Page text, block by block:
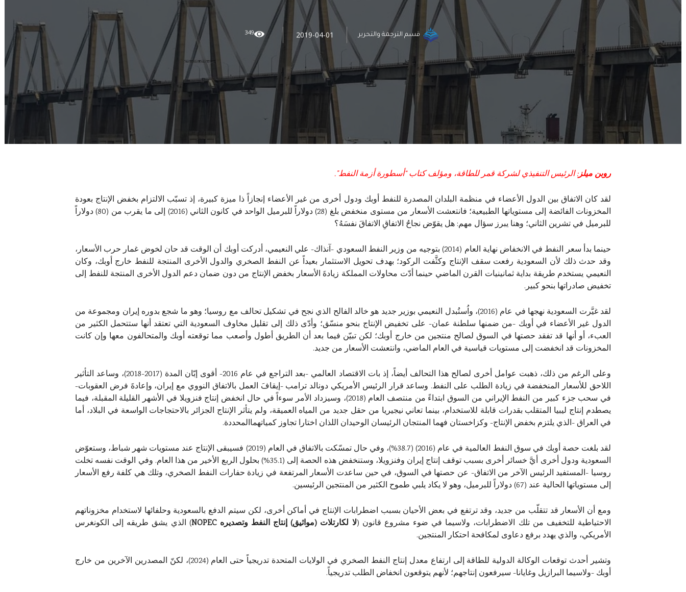
قسم الترجمة والتحرير 2019-04-01
349
روبن ميلز: الرئيس التنفيذي لشركة قمر للطاقة، ومؤلف كتاب “أسطورة أزمة النفط”.
لقد كان الاتفاق بين الدول الأعضاء في منظمة البلدان المصدرة للنفط أوبك ودول أخرى من غير الأعضاء إنجازاً ذا ميزة كبيرة، إذ تسبّب الالتزام بخفض الإنتاج بعودة
المخزونات الفائضة إلى مستوياتها الطبيعية؛ فانتعشت الأسعار من مستوى منخفض بلغ (28) دولاراً للبرميل الواحد في كانون الثاني (2016) إلى ما يقرب من (80) دولاراً
للبرميل في تشرين الثاني؛ وهنا يبرز سؤال مهم: هل يقوّض نجاحُ الاتفاقِ الاتفاقَ نفسَهُ؟
حينما بدأ سعر النفط في الانخفاض نهاية العام (2014) بتوجيه من وزير النفط السعودي -آنذاك- علي النعيمي، أدركت أوبك أن الوقت قد حان لخوض غمار حرب الأسعار،
وقد حدث ذلك لأن السعودية رفعت سقف الإنتاج وكثَّفت الركود؛ بهدف تحويل الاستثمار بعيداً عن النفط الصخري والدول الأخرى المنتجة للنفط خارج أوبك، وكان
النعيمي يستخدم طريقة بداية ثمانينيات القرن الماضي حينما أدّت محاولات المملكة زيادةَ الأسعار بخفض الإنتاج من دون ضمان دعم الدول الأخرى المنتجة للنفط إلى
تخفيض صادراتها بنحو كبير.
لقد غيَّرت السعودية نهجها في عام (2016)، واُستُبدل النعيمي بوزير جديد هو خالد الفالح الذي نجح في تشكيل تحالف مع روسيا؛ وهو ما شجع بدوره إيران ومجموعة من
الدول غير الأعضاء في أوبك -من ضمنها سلطنة عمان- على تخفيض الإنتاج بنحو منسّق؛ وأدّى ذلك إلى تقليل مخاوف السعودية التي تعتقد أنها ستتحمل الكثير من
العبء، أو أنها قد تفقد حصتها في السوق لصالح منتجين من خارج أوبك؛ لكن تبيّن فيما بعد أن الطريق أطول وأصعب مما توقعته أوبك والمتحالفون معها وإن كانت
المخزونات قد انخفضت إلى مستويات قياسية في العام الماضي، وانتعشت الأسعار من جديد.
وعلى الرغم من ذلك، ذهبت عوامل أخرى لصالح هذا التحالف أيضاً، إذ بات الاقتصاد العالمي -بعد التراجع في عام 2016- أقوى إبّان المدة (2017-2018)، وساعد التأثير
اللاحق للأسعار المنخفضة في زيادة الطلب على النفط. وساعد قرار الرئيس الأمريكي دونالد ترامب -إيقافَ العمل بالاتفاق النووي مع إيران، وإعادةَ فرض العقوبات-
في سحب جزء كبير من النفط الإيراني من السوق ابتداءً من منتصف العام (2018)، وسيزداد الأمر سوءاً في حال انخفض إنتاج فنزويلا في الأشهر القليلة المقبلة، فيما
يصطدم إنتاج ليبيا المتقلب بقدرات قابلة للاستخدام، بينما تعاني نيجيريا من حقل جديد من المياه العميقة، ولم يتأثر الإنتاج الجزائر بالاحتجاجات الواسعة في البلاد، أما
في العراق -الذي يلتزم بخفض الإنتاج- وكزاخستان فهما المنتجان الرئيسان الوحيدان اللذان اختارا تجاوز كمياتهماالمحددة.
لقد بلغت حصة أوبك في سوق النفط العالمية في عام (2016) (38.7%)، وفي حال تمسّكت بالاتفاق في العام (2019) فسيبقى الإنتاج عند مستويات شهر شباط، وستعوّض
السعودية ودول أخرى أيَّ خسائر أخرى بسبب توقف إنتاج إيران وفنزويلا، وستنخفض هذه الحصة إلى (35.1%) بحلول الربع الأخير من هذا العام. وفي الوقت نفسه تخلت
روسيا -المستفيد الرئيس الآخر من الاتفاق- عن حصتها في السوق، في حين ساعدت الأسعار المرتفعة في زيادة حفارات النفط الصخري، وتلك هي كلفة رفع الأسعار
إلى مستوياتها الحالية عند (67) دولاراً للبرميل، وهو لا يكاد يلبي طموح الكثير من المنتجين الرئيسين.
ومع أن الأسعار قد تتقلّب من جديد، وقد ترتفع في بعض الأحيان بسبب اضطرابات الإنتاج في أماكن أخرى، لكن سيتم الدفع بالسعودية وحلفائها لاستخدام مخزوناتهم
الاحتياطية للتخفيف من تلك الاضطرابات، ولاسيما في ضوء مشروع قانون (لا لكارتلات (مواثيق) إنتاج النفط وتصديرهNOPEC) الذي يشق طريقه إلى الكونغرس
الأمريكي، والذي يهدد برفع دعاوى لمكافحة احتكار المنتجين.
وتشير أحدث توقعات الوكالة الدولية للطاقة إلى ارتفاع معدل إنتاج النفط الصخري في الولايات المتحدة تدريجياً حتى العام (2024)، لكنّ المصدرين الآخرين من خارج
أوبك -ولاسيما البرازيل وغايانا- سيرفعون إنتاجهم؛ لأنهم يتوقعون انخفاض الطلب تدريجياً.